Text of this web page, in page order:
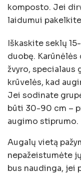
komposto. Jei
laidumui
Iškaskite seklų
duobę.
žvyro, specialaus
krūvelės, kad
Jei sodinate
būti 30-90 cm –
augimo stiprumo.
Augalų vietą
nepažeistumėte
bus naudinga, jei